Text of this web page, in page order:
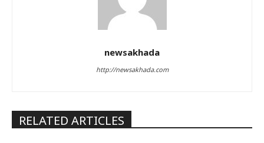
newsakhada
http://newsakhada.com
RELATED ARTICLES